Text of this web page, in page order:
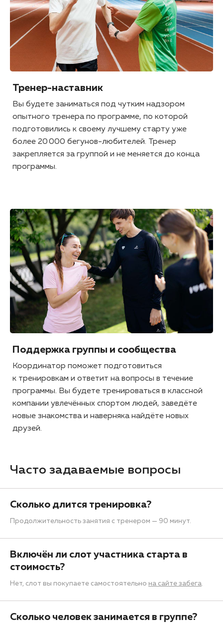
Тренер-наставник
Вы будете заниматься под чутким надзором
опытного тренера по программе, по которой
подготовились к своему лучшему старту уже
более 20 000 бегунов-любителей. Тренер
закрепляется за группой и не меняется до конца
программы.
Поддержка группы и сообщества
Координатор поможет подготовиться
к тренировкам и ответит на вопросы в течение
программы. Вы будете тренироваться в классной
компании увлечённых спортом людей, заведёте
новые знакомства и наверняка найдёте новых
друзей.
Часто задаваемые вопросы
Сколько длится тренировка?
Продолжительность занятия с тренером — 90 минут.
Включён ли слот участника старта в
стоимость?
Нет, слот вы покупаете самостоятельно на сайте забега.
Сколько человек занимается в группе?